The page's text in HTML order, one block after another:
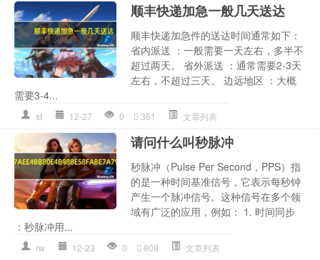
顺丰快递加急一般几天送达
顺丰快递加急件的送达时间通常如下：
省内派送 ：一般需要一天左右，多半不
超过两天。 省外派送 ：通常需要2-3天
左右，不超过三天。 边远地区 ：大概
需要3-4...
sf 12-27 0 361 文章列表
请问什么叫秒脉冲
秒脉冲（Pulse Per Second，PPS）指
的是一种时间基准信号，它表示每秒钟
产生一个脉冲信号。这种信号在多个领
域有广泛的应用，例如： 1. 时间同步
：秒脉冲用...
rw 12-23 0 808 文章列表